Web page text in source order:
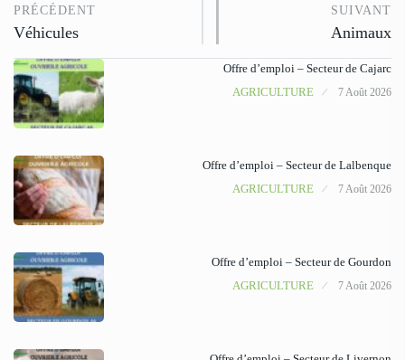
PRÉCÉDENT
Véhicules
SUIVANT
Animaux
Offre d’emploi – Secteur de Cajarc
AGRICULTURE
7 Août 2026
Offre d’emploi – Secteur de Lalbenque
AGRICULTURE
7 Août 2026
Offre d’emploi – Secteur de Gourdon
AGRICULTURE
7 Août 2026